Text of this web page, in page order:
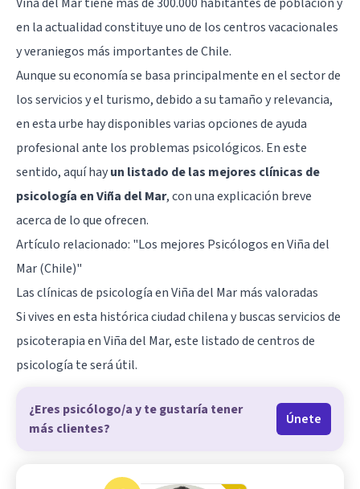
en la actualidad constituye uno de los centros vacacionales
y veraniegos más importantes de Chile.
Aunque su economía se basa principalmente en el sector de
los servicios y el turismo, debido a su tamaño y relevancia,
en esta urbe hay disponibles varias opciones de ayuda
profesional ante los problemas psicológicos. En este
sentido, aquí hayun listado de las mejores clínicas de
psicología en Viña del Mar, con una explicación breve
acerca de lo que ofrecen.
Artículo relacionado: "Los mejores Psicólogos en Viña del
Mar (Chile)"
Las clínicas de psicología en Viña del Mar más valoradas
Si vives en esta histórica ciudad chilena y buscas servicios de
psicoterapia en Viña del Mar, este listado de centros de
psicología te será útil.
¿Eres psicólogo/a y te gustaría tener
más clientes?
Únete